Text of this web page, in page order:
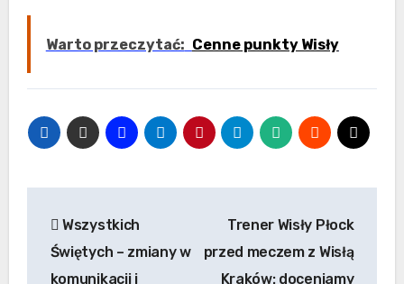
Warto przeczytać: Cenne punkty Wisły
wpisu
Wszystkich
Świętych – zmiany w
komunikacji i
Trener Wisły Płock
przed meczem z Wisłą
Kraków: doceniamy